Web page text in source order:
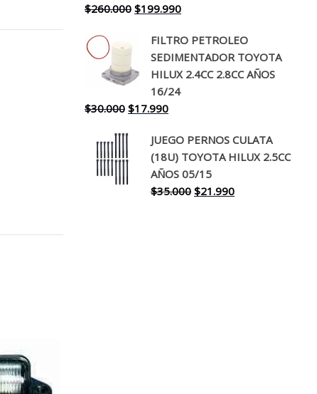
$260.000 El
original
era:
$260.000.
$199.990El
actual
es:
$199.990.
FILTRO PETROLEO
SEDIMENTADOR TOYOTA
HILUX 2.4CC 2.8CC AÑOS
16/24
$30.000 El
original
era:
$30.000.
$17.990El
actual
es:
$17.990.
JUEGO PERNOS CULATA
(18U) TOYOTA HILUX 2.5CC
AÑOS 05/15
$35.000 El
$21.990El